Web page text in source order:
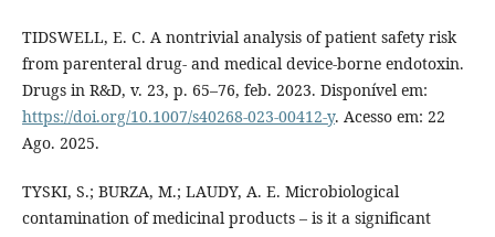
TIDSWELL, E. C. A nontrivial analysis of patient safety risk
from parenteral drug- and medical device-borne endotoxin.
Drugs in R&D, v. 23, p. 65–76, feb. 2023. Disponível em:
https://doi.org/10.1007/s40268-023-00412-y. Acesso em: 22
Ago. 2025.
TYSKI, S.; BURZA, M.; LAUDY, A. E. Microbiological
contamination of medicinal products – is it a significant